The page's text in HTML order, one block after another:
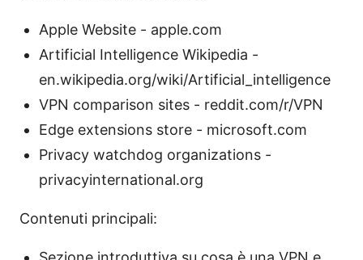
Apple Website - apple.com
Artificial Intelligence Wikipedia -
en.wikipedia.org/wiki/Artificial_intelligence
VPN comparison sites - reddit.com/r/VPN
Edge extensions store - microsoft.com
Privacy watchdog organizations -
privacyinternational.org
Contenuti principali: